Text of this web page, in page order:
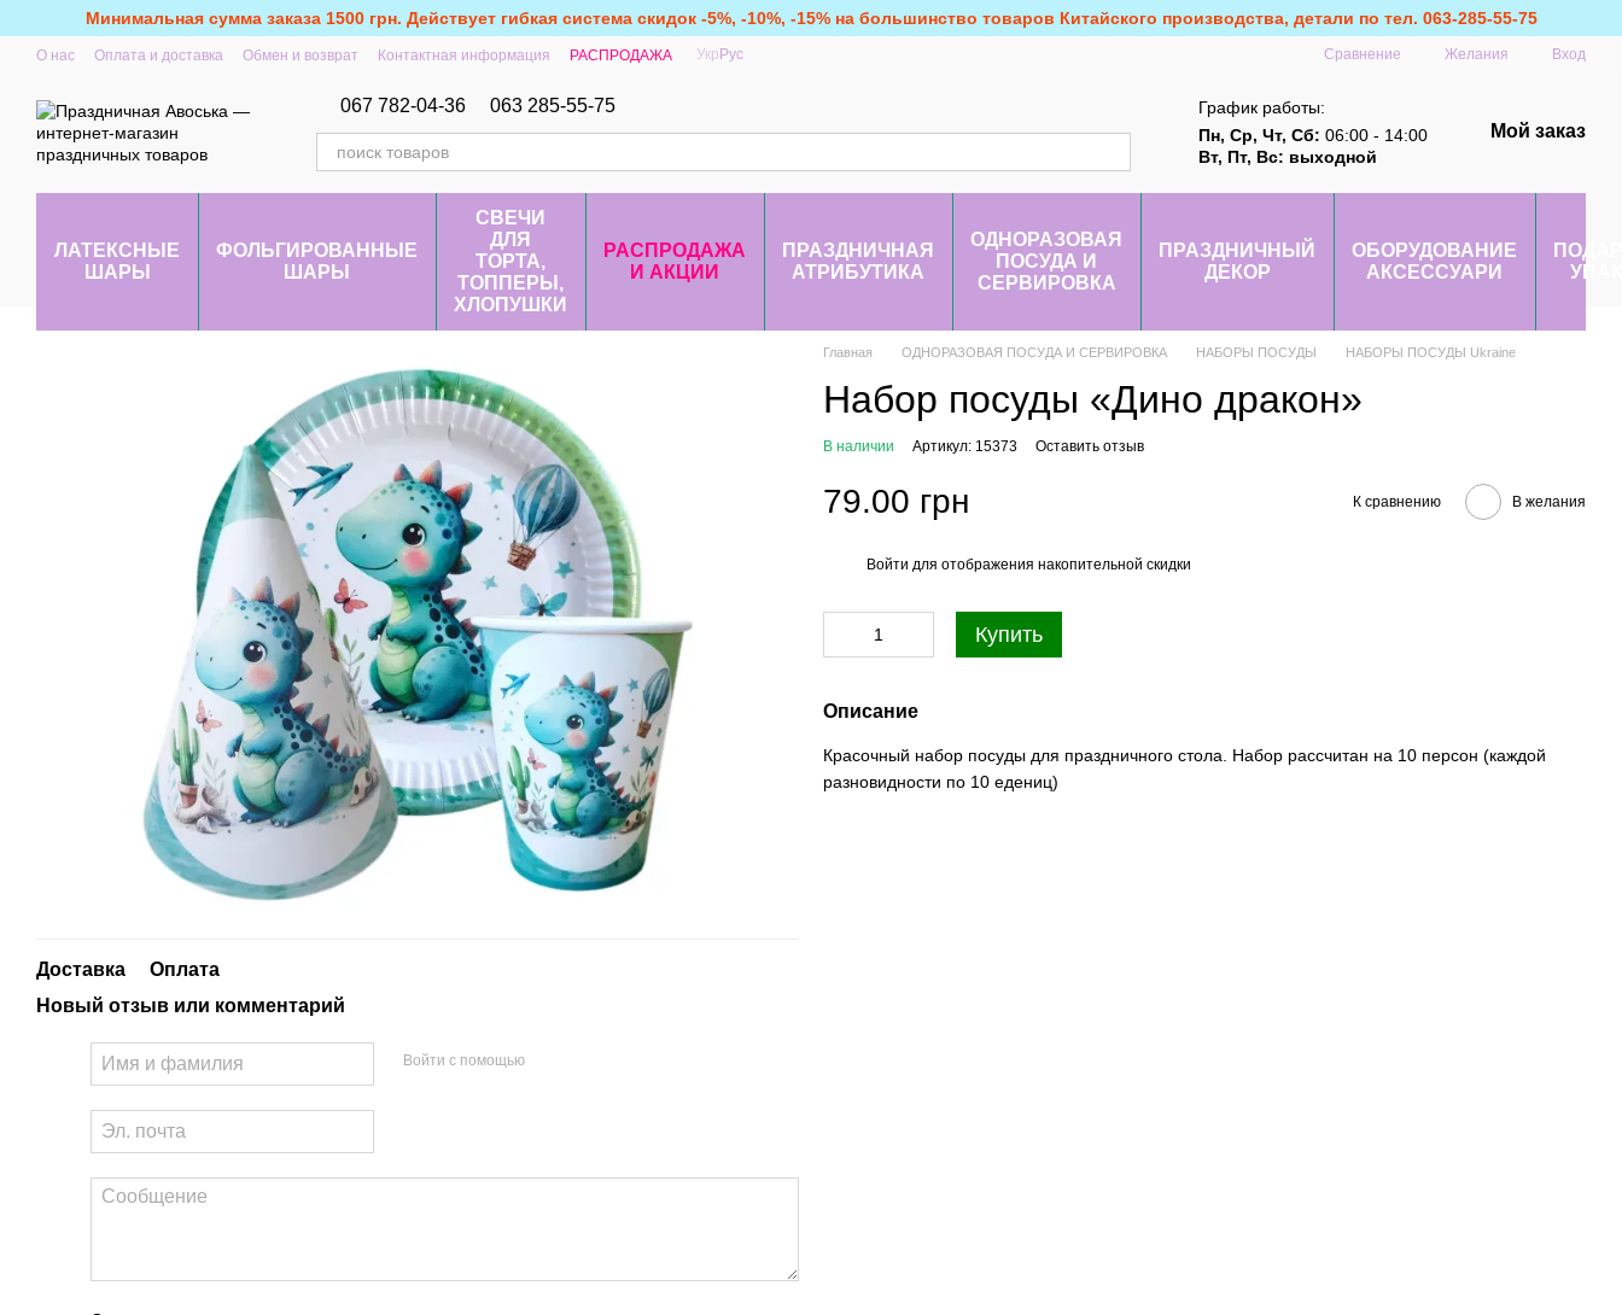
Перейти к основному контенту
Минимальная сумма заказа 1500 грн. Действует гибкая система скидок -5%, -10%, -15% на большинство товаров Китайского производства, детали по тел. 063-285-55-75
О нас Оплата и доставка Обмен и возврат Контактная информация РАСПРОДАЖА Укр Рус Сравнение Желания Вход
067 782-04-36 063 285-55-75
График работы:
Пн, Ср, Чт, Сб: 06:00 - 14:00
Вт, Пт, Вс: выходной
Мой заказ
ЛАТЕКСНЫЕ
ШАРЫ
ФОЛЬГИРОВАННЫЕ
ШАРЫ
СВЕЧИ
ДЛЯ
ТОРТА,
ТОППЕРЫ,
ХЛОПУШКИ
РАСПРОДАЖА
И АКЦИИ
ПРАЗДНИЧНАЯ
АТРИБУТИКА
ОДНОРАЗОВАЯ
ПОСУДА И
СЕРВИРОВКА
ПРАЗДНИЧНЫЙ
ДЕКОР
ОБОРУДОВАНИЕ
АКСЕССУАРИ
Доставка
Оплата
Новый отзыв или комментарий
Войти с помощью
Главная ОДНОРАЗОВАЯ ПОСУДА И СЕРВИРОВКА НАБОРЫ ПОСУДЫ НАБОРЫ ПОСУДЫ Ukraine
Набор посуды «Дино дракон»
В наличии Артикул: 15373 Оставить отзыв
79.00 грн К сравнению В желания
Войти для отображения накопительной скидки
Купить
Описание
Красочный набор посуды для праздничного стола. Набор рассчитан на 10 персон (каждой
разновидности по 10 едениц)